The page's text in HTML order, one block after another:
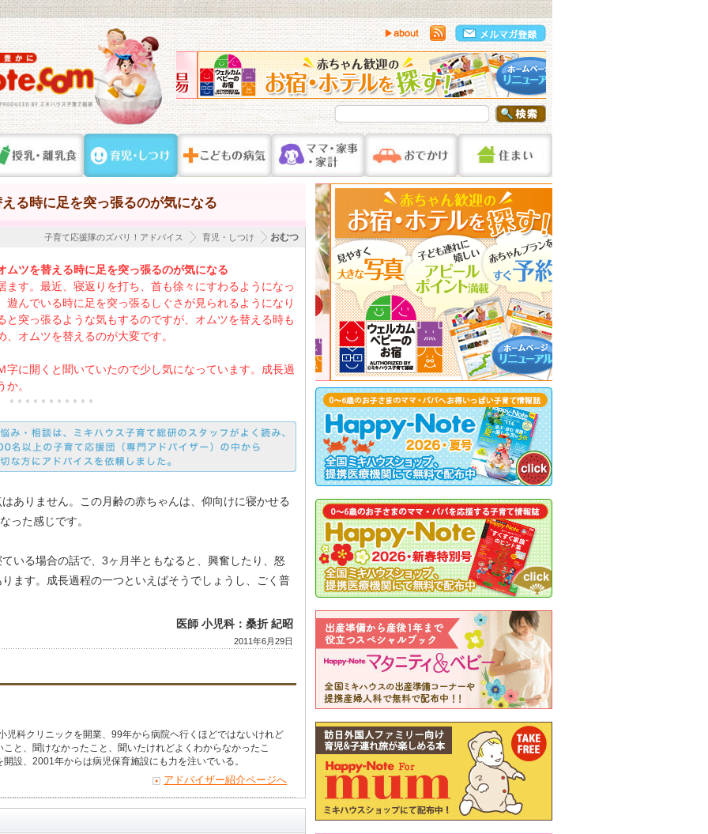
る時に足を突っ張るのが気になる
おむつ
育児・しつけ
子育て応援隊のズバリ！アドバイス
ムツを替える時に足を突っ張るのが気になる
ます。最近、寝返りを打ち、首も徐々にすわるようになっ
遊んでいる時に足を突っ張るしぐさが見られるようになり
と突っ張るような気もするのですが、オムツを替える時も
、オムツを替えるのが大変です。
字に開くと聞いていたので少し気になっています。成長過
。
ありません。この月齢の赤ちゃんは、仰向けに寝かせる
った感じです。
いる場合の話で、3ヶ月半ともなると、興奮したり、怒
ます。成長過程の一つといえばそうでしょうし、ごく普
医師 小児科：桑折 紀昭
2011年6月29日
児科クリニックを開業、99年から病院ヘ行くほどではないけれど
と、聞けなかったこと、聞いたけれどよくわからなかったこ
設、2001年からは病児保育施設にも力を注いでいる。
アドバイザー紹介ページへ